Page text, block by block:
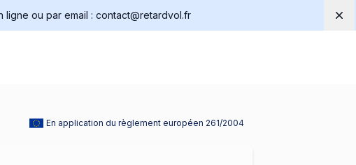
ou par email : contact@retardvol.fr
En application du règlement européen 261/2004